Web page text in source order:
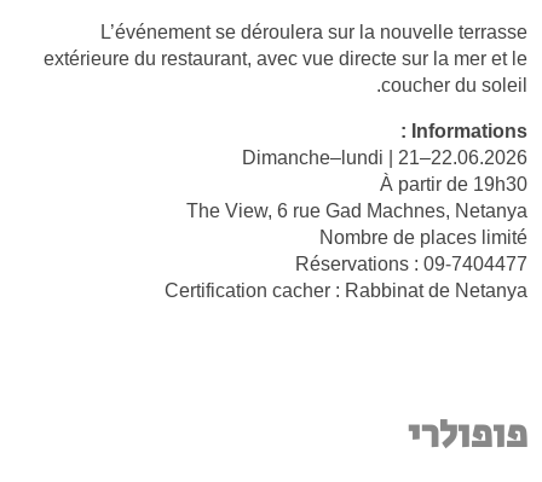
L’événement se déroulera sur la nouvelle terrasse
extérieure du restaurant, avec vue directe sur la mer et le
coucher du soleil.
Informations :
Dimanche–lundi | 21–22.06.2026
À partir de 19h30
The View, 6 rue Gad Machnes, Netanya
Nombre de places limité
Réservations : 09-7404477
Certification cacher : Rabbinat de Netanya
פופולרי